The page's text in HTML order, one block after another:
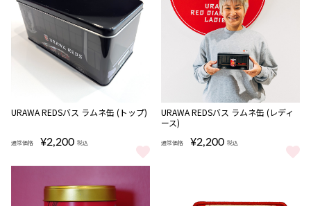
URAWA REDSバス ラムネ缶 (トップ)
通常価格 ¥2,200 税込
URAWA REDSバス ラムネ缶 (トップ) をもっと見る
URAWA REDSバス ラムネ缶 (レディ
ース)
通常価格 ¥2,200 税込
URAWA REDSバス ラムネ缶 (レ